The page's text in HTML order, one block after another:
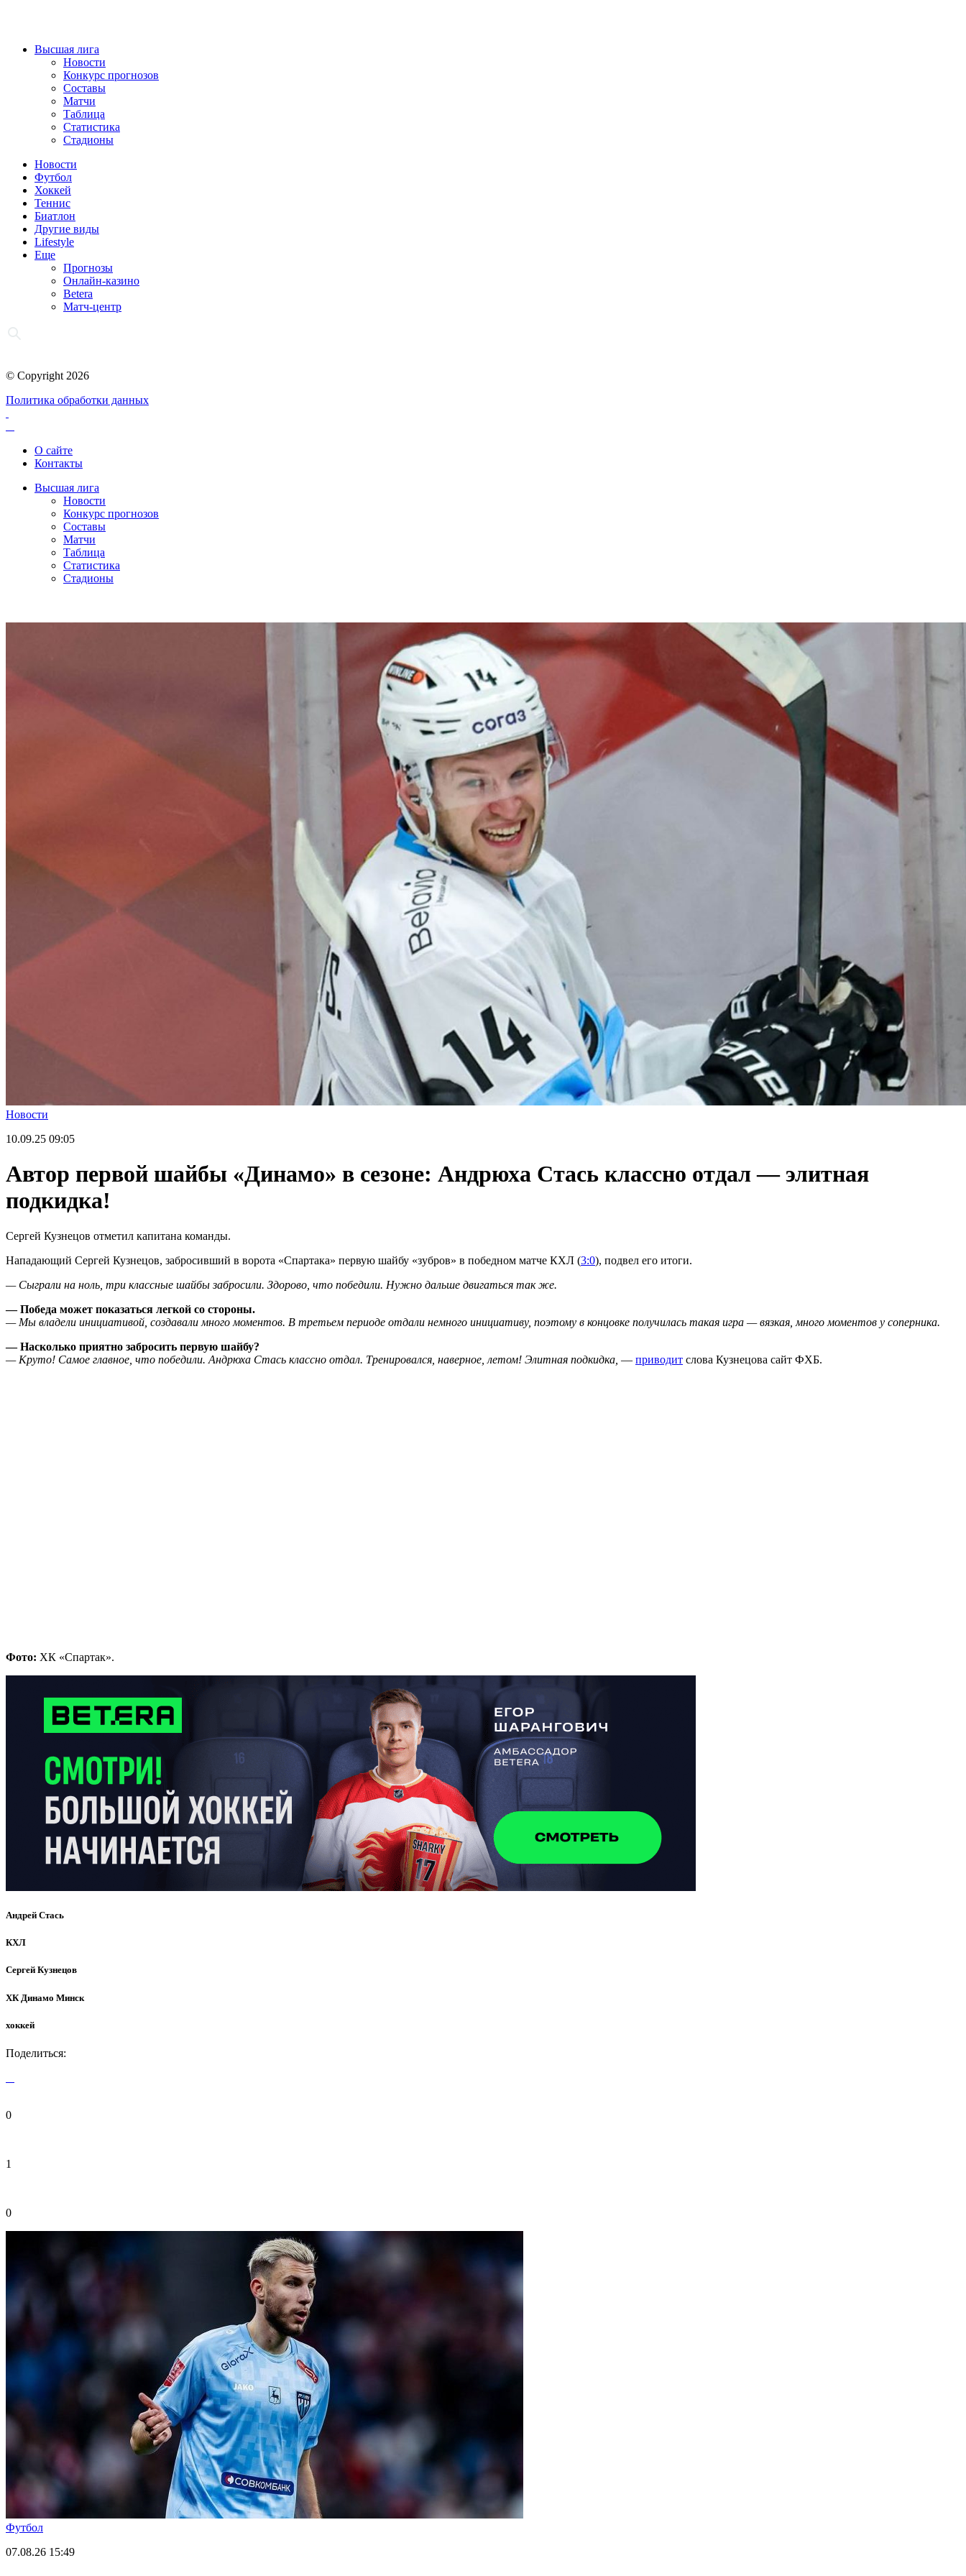
Высшая лига
Новости
Конкурс прогнозов
Составы
Матчи
Таблица
Статистика
Стадионы
Новости
Футбол
Хоккей
Теннис
Биатлон
Другие виды
Lifestyle
Еще
Прогнозы
Онлайн-казино
Betera
Матч-центр
© Copyright 2026
Политика обработки данных
О сайте
Контакты
Высшая лига
Новости
Конкурс прогнозов
Составы
Матчи
Таблица
Статистика
Стадионы
Новости
10.09.25 09:05
Автор первой шайбы «Динамо» в сезоне: Андрюха Стась классно отдал — элитная
подкидка!
Сергей Кузнецов отметил капитана команды.
Нападающий Сергей Кузнецов, забросивший в ворота «Спартака» первую шайбу «зубров» в победном матче КХЛ (3:0), подвел его итоги.
— Сыграли на ноль, три классные шайбы забросили. Здорово, что победили. Нужно дальше двигаться так же.
— Победа может показаться легкой со стороны.
— Мы владели инициативой, создавали много моментов. В третьем периоде отдали немного инициативу, поэтому в концовке получилась такая игра — вязкая, много моментов у соперника.
— Насколько приятно забросить первую шайбу?
— Круто! Самое главное, что победили. Андрюха Стась классно отдал. Тренировался, наверное, летом! Элитная подкидка, — приводит слова Кузнецова сайт ФХБ.
Фото: ХК «Спартак».
Андрей Стась
КХЛ
Сергей Кузнецов
ХК Динамо Минск
хоккей
Поделиться:
0
1
0
Футбол
07.08.26 15:49